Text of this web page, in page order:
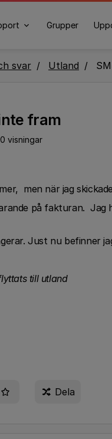
Grupper
svar Utland
fram
visningar
men när jag
på fakturan. Jag
Just nu befinner
till utland
Dela